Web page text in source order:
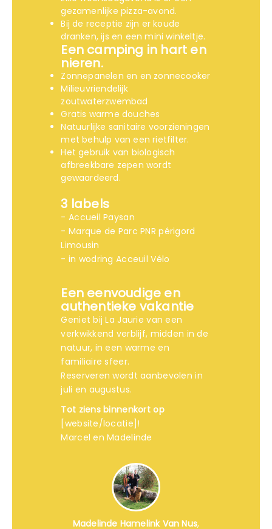
gezamenlijke pizza-avond.
Bij de receptie zijn er koude
dranken, ijs en een mini winkeltje.
Een camping in hart en
nieren.
Zonnepanelen en en zonnecooker
Milieuvriendelijk
zoutwaterzwembad
Gratis warme douches
Natuurlijke sanitaire voorzieningen
met behulp van een rietfilter.
Het gebruik van biologisch
afbreekbare zepen wordt
gewaardeerd.
3 labels
- Accueil Paysan
- Marque de Parc PNR périgord
Limousin
- in wodring Acceuil Vélo
Een eenvoudige en
authentieke vakantie
Geniet bij La Jaurie van een
verkwikkend verblijf, midden in de
natuur, in een warme en
familiaire sfeer.
Reserveren wordt aanbevolen in
juli en augustus.
Tot ziens binnenkort op
[website/locatie]!
Marcel en Madelinde
Madelinde Hamelink Van Nus,